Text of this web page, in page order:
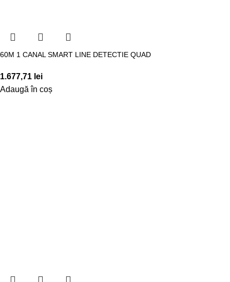
60M 1 CANAL SMART LINE DETECTIE QUAD
1.677,71 lei
Adaugă în coș